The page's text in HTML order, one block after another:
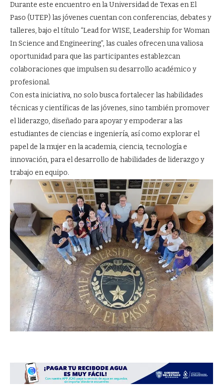
Durante este encuentro en la Universidad de Texas en El
Paso (UTEP) las jóvenes cuentan con conferencias, debates y
talleres, bajo el título “Lead for WISE, Leadership for Woman
In Science and Engineering”, las cuales ofrecen una valiosa
oportunidad para que las participantes establezcan
colaboraciones que impulsen su desarrollo académico y
profesional.
Con esta iniciativa, no solo busca fortalecer las habilidades
técnicas y científicas de las jóvenes, sino también promover
el liderazgo, diseñado para apoyar y empoderar a las
estudiantes de ciencias e ingeniería, así como explorar el
papel de la mujer en la academia, ciencia, tecnología e
innovación, para el desarrollo de habilidades de liderazgo y
trabajo en equipo.